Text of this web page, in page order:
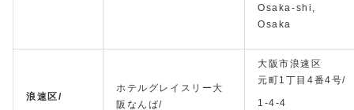
Osaka-shi,
Osaka
浪速区/
ホテルグレイスリー大
阪なんば/
大阪市浪速区
元町1丁目4番4号/
1-4-4